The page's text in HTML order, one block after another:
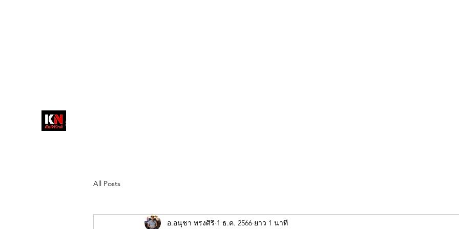
วส์
สื่อลึกวงการสงฆ์ เจาะตรงพระเครื่อง
All Posts
อ.อนุชา ทรงศิริ 1 ธ.ค. 2566 ยาว 1 นาที